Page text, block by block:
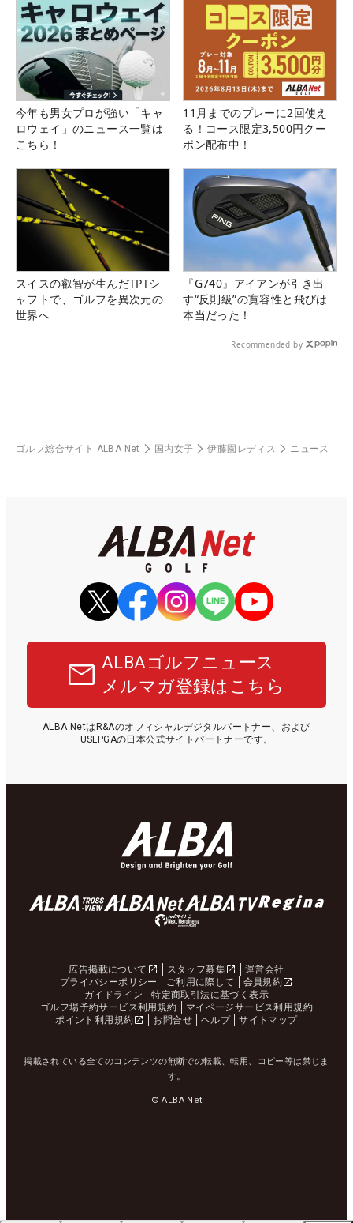
今年も男女プロが強い「キャ
ロウェイ」のニュース一覧は
こちら！
11月までのプレーに2回使え
る！コース限定3,500円クー
ポン配布中！
スイスの叡智が生んだTPTシ
ャフトで、ゴルフを異次元の
世界へ
『G740』アイアンが引き出
す“反則級”の寛容性と飛びは
本当だった！
Recommended by
ゴルフ総合サイト ALBA Net 国内女子 伊藤園レディス ニュース
ALBAゴルフニュース
メルマガ登録はこちら
ALBA NetはR&Aのオフィシャルデジタルパートナー、および
USLPGAの日本公式サイトパートナーです。
広告掲載について スタッフ募集
運営会社
プライバシーポリシー
ご利用に際して
会員規約
ガイドライン
特定商取引法に基づく表示
ゴルフ場予約サービス利用規約
マイページサービス利用規約
ポイント利用規約
お問合せ ヘルプ サイトマップ
掲載されている全てのコンテンツの無断での転載、転用、コピー等は禁じま
す。
© ALBA Net